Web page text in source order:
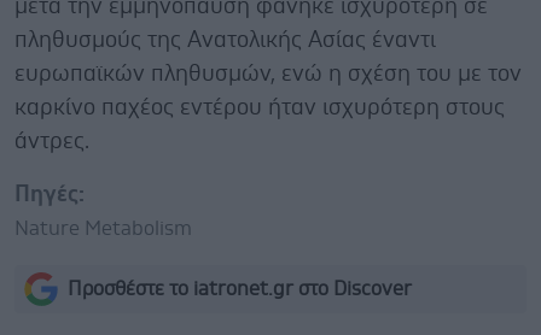
μετά την εμμηνόπαυση φάνηκε ισχυρότερη σε
πληθυσμούς της Ανατολικής Ασίας έναντι
ευρωπαϊκών πληθυσμών, ενώ η σχέση του με τον
καρκίνο παχέος εντέρου ήταν ισχυρότερη στους
άντρες.
Πηγές:
Nature Metabolism
Προσθέστε το iatronet.gr στο Discover